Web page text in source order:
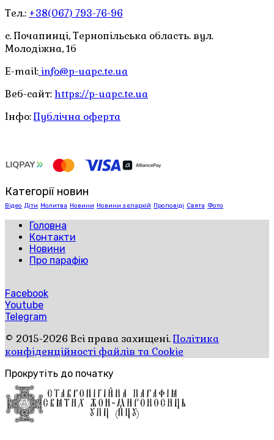
Тел.: +38(067) 793-76-96
с. Почапинці, Тернопільська область. вул.
Молодіжна, 1б
E-mail: info@p-uapc.te.ua
Веб-сайт: https://p-uapc.te.ua
Інфо:Публічна оферта
Категорії новин
Відео Діти Молитва Новини Новини з єпархій Проповіді Свята Фото
Головна
Контакти
Новини
Про парафію
Facebook
Youtube
Telegram
© 2015-2026 Всі права захищені.Політика
конфіденційності файлів та Cookie
Прокрутіть до початку